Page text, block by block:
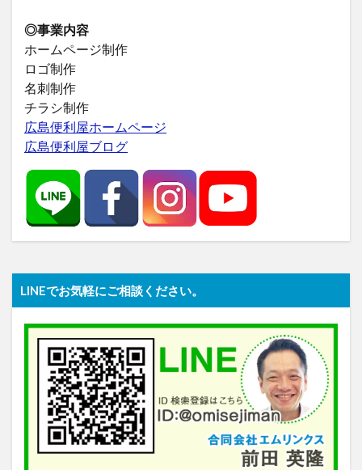
◎事業内容
ホームページ制作
ロゴ制作
名刺制作
チラシ制作
広島便利屋ホームページ
広島便利屋ブログ
LINEでお気軽にご相談ください。